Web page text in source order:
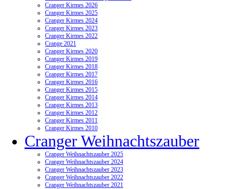
Cranger Kirmes 2026
Cranger Kirmes 2025
Cranger Kirmes 2024
Cranger Kirmes 2023
Cranger Kirmes 2022
Crange 2021
Cranger Kirmes 2020
Cranger Kirmes 2019
Cranger Kirmes 2018
Cranger Kirmes 2017
Cranger Kirmes 2016
Cranger Kirmes 2015
Cranger Kirmes 2014
Cranger Kirmes 2013
Cranger Kirmes 2012
Cranger Kirmes 2011
Cranger Kirmes 2010
Cranger Weihnachtszauber
Cranger Weihnachtszauber 2025
Cranger Weihnachtszauber 2024
Cranger Weihnachtszauber 2023
Cranger Weihnachtszauber 2022
Cranger Weihnachtszauber 2021